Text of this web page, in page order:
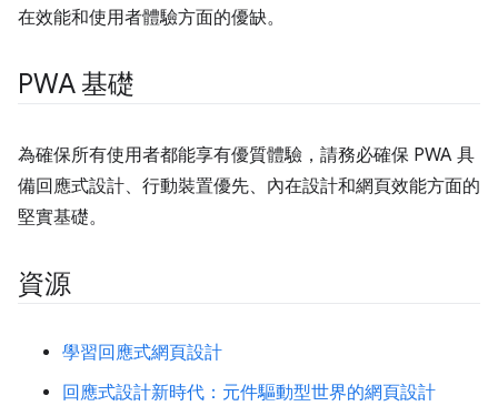
在效能和使用者體驗方面的優缺。
PWA 基礎
為確保所有使用者都能享有優質體驗，請務必確保 PWA 具
備回應式設計、行動裝置優先、內在設計和網頁效能方面的
堅實基礎。
資源
學習回應式網頁設計
回應式設計新時代：元件驅動型世界的網頁設計